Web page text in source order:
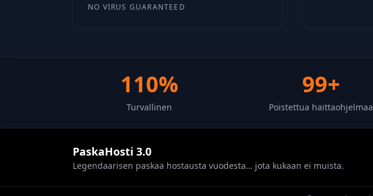
NO VIRUS GUARANTEED
110%
Turvallinen
99+
Poistettua haittaohjelmaa
PaskaHosti 3.0
Legendaarisen paskaa hostausta vuodesta… jota kukaan ei muista.